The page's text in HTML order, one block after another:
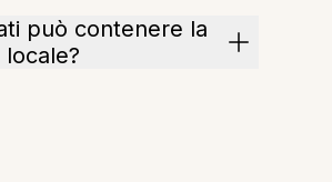
può contenere la